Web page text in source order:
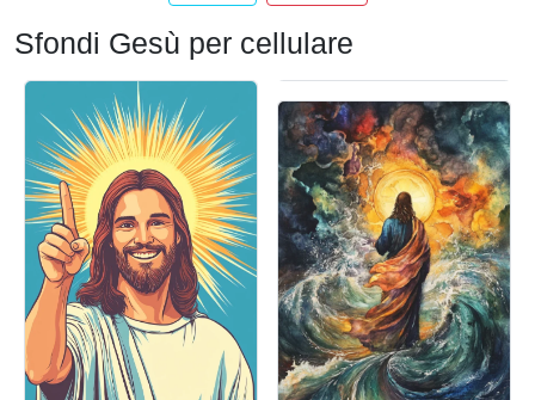
Sfondi Gesù per cellulare